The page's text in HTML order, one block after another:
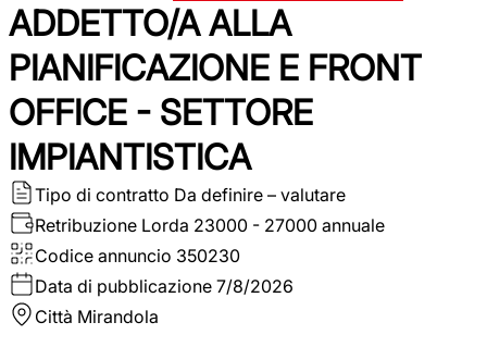
ADDETTO/A ALLA
PIANIFICAZIONE E FRONT
OFFICE - SETTORE
IMPIANTISTICA
Tipo di contratto Da definire – valutare
Retribuzione Lorda 23000 - 27000 annuale
Codice annuncio 350230
Data di pubblicazione 7/8/2026
Città Mirandola